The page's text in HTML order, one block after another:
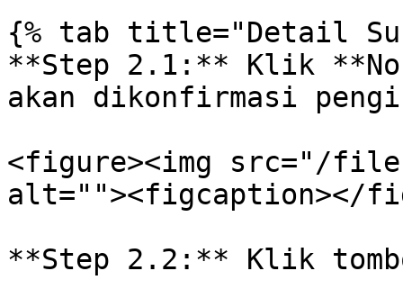
{% tab title="Detail
**Step 2.1:** Klik **No
akan dikonfirmasi
<figure><img src="/files/
alt=""><figcaption></
**Step 2.2:** Klik